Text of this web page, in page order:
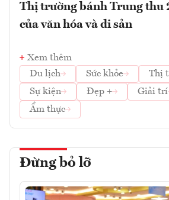
Thị trường bánh Trung thu
của văn hóa và di sản
Xem thêm
Du lịch
Sức khỏe
Thị
Sự kiện
Đẹp + Giải trí
Ẩm thực
Đừng bỏ lỡ